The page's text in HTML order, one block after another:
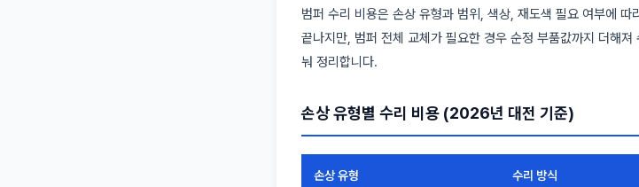
범퍼 수리 비용은 손상 유형과 범위, 색상, 재도색 필요 여부에
끝나지만, 범퍼 전체 교체가 필요한 경우 순정 부품값까지 더해
눠 정리합니다.
손상 유형별 수리 비용 (2026년 대전 기준)
손상 유형 수리 방식